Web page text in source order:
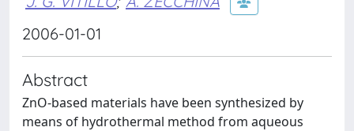
2006-01-01
Abstract
ZnO-based materials have been synthesized by
means of hydrothermal method from aqueous